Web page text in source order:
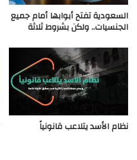
السعودية تفتح أبوابها أمام جميع
الجنسيات.. ولكن بشروط ثلاثة
نظام الأسد يتلاعب قانونياً